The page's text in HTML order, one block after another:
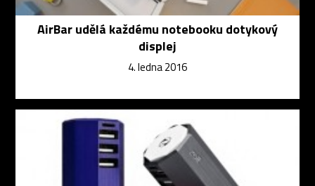
AirBar udělá každému notebooku dotykový
displej
4. ledna 2016